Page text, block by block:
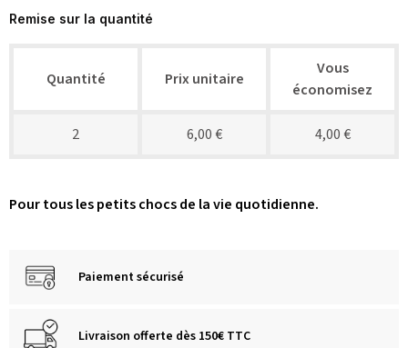
Remise sur la quantité
Quantité Prix unitaire
Vous
économisez
2 6,00 € 4,00 €
Pour tous les petits chocs de la vie quotidienne.
Paiement sécurisé
Livraison offerte dès 150€ TTC